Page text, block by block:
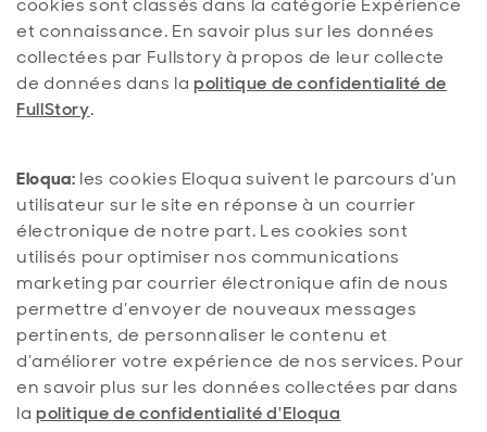
cookies sont classés dans la catégorie Expérience
et connaissance. En savoir plus sur les données
collectées par Fullstory à propos de leur collecte
de données dans lapolitique de confidentialité de
FullStory.
Eloqua: les cookies Eloqua suivent le parcours d’un
utilisateur sur le site en réponse à un courrier
électronique de notre part. Les cookies sont
utilisés pour optimiser nos communications
marketing par courrier électronique afin de nous
permettre d’envoyer de nouveaux messages
pertinents, de personnaliser le contenu et
d’améliorer votre expérience de nos services. Pour
en savoir plus sur les données collectées par dans
la politique de confidentialité d'Eloqua